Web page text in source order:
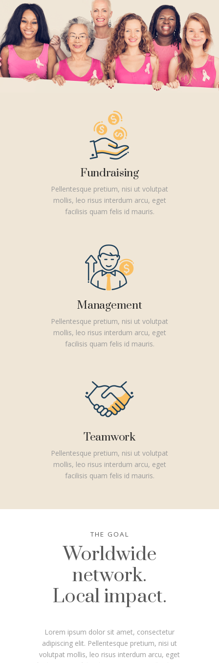
Fundraising
Pellentesque pretium, nisi ut volutpat
mollis, leo risus interdum arcu, eget
facilisis quam felis id mauris.
Management
Pellentesque pretium, nisi ut volutpat
mollis, leo risus interdum arcu, eget
facilisis quam felis id mauris.
Teamwork
Pellentesque pretium, nisi ut volutpat
mollis, leo risus interdum arcu, eget
facilisis quam felis id mauris.
THE GOAL
Worldwide
network.
Local impact.
Lorem ipsum dolor sit amet, consectetur
adipiscing elit. Pellentesque pretium, nisi ut
volutpat mollis, leo risus interdum arcu, eget